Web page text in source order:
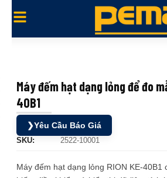
Máy đếm hạt dạng lỏng để đo
40B1
❯Yêu Cầu Báo Giá
SKU: 2522-10001
Máy đếm hạt dạng lỏng RION KE-40B1